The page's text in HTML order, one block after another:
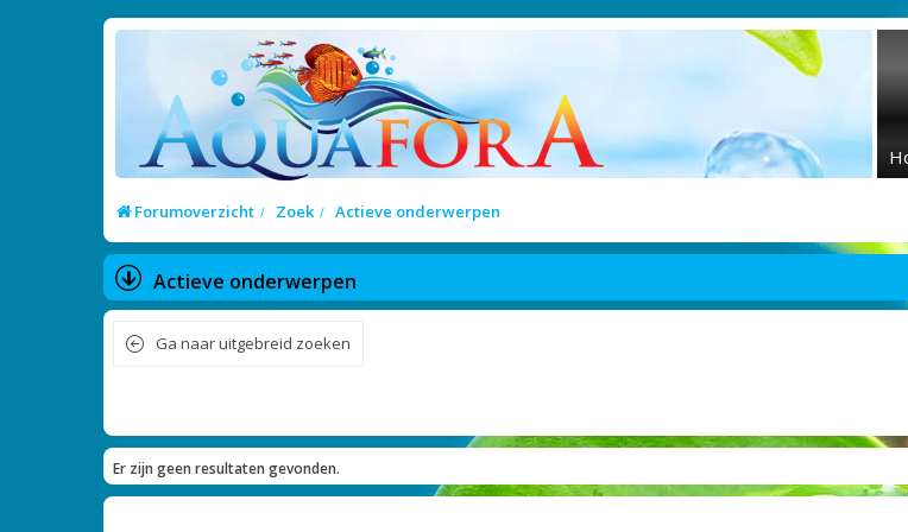
Forumoverzicht Zoek Actieve onderwerpen
Actieve onderwerpen
Ga naar uitgebreid zoeken
Er zijn geen resultaten gevonden.